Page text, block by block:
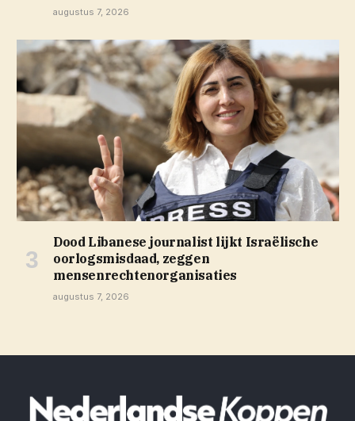
augustus 7, 2026
Dood Libanese journalist lijkt Israëlische
oorlogsmisdaad, zeggen
mensenrechtenorganisaties
augustus 7, 2026